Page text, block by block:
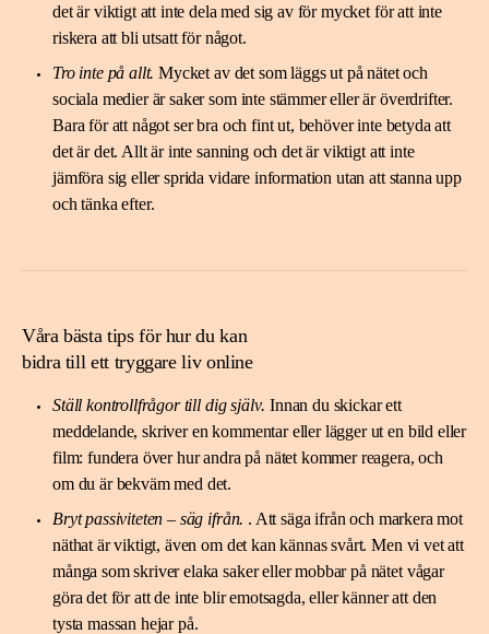
det är viktigt att inte dela med sig av för mycket för att inte
riskera att bli utsatt för något.
Tro inte på allt. Mycket av det som läggs ut på nätet och
sociala medier är saker som inte stämmer eller är överdrifter.
Bara för att något ser bra och fint ut, behöver inte betyda att
det är det. Allt är inte sanning och det är viktigt att inte
jämföra sig eller sprida vidare information utan att stanna upp
och tänka efter.
Våra bästa tips för hur du kan
bidra till ett tryggare liv online
Ställ kontrollfrågor till dig själv. Innan du skickar ett
meddelande, skriver en kommentar eller lägger ut en bild eller
film: fundera över hur andra på nätet kommer reagera, och
om du är bekväm med det.
Bryt passiviteten – säg ifrån. . Att säga ifrån och markera mot
näthat är viktigt, även om det kan kännas svårt. Men vi vet att
många som skriver elaka saker eller mobbar på nätet vågar
göra det för att de inte blir emotsagda, eller känner att den
tysta massan hejar på.